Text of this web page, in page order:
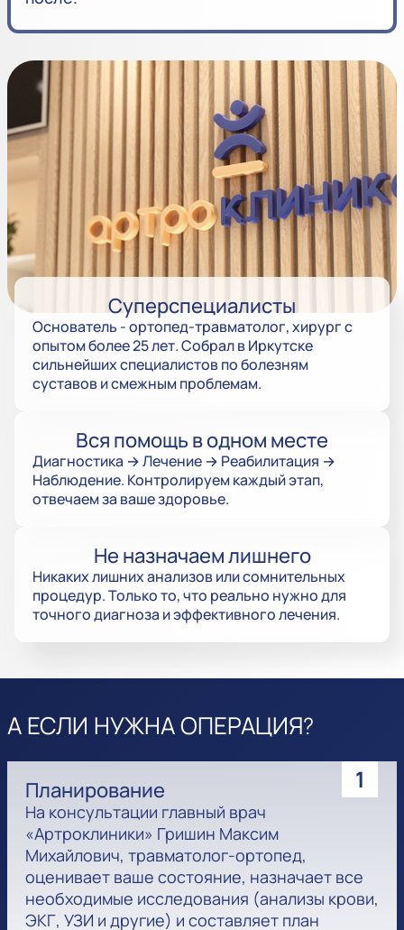
Суперспециалисты
Основатель - ортопед-травматолог, хирург с
опытом более 25 лет. Собрал в Иркутске
сильнейших специалистов по болезням
суставов и смежным проблемам.
Вся помощь в одном месте
Диагностика → Лечение → Реабилитация →
Наблюдение. Контролируем каждый этап,
отвечаем за ваше здоровье.
Не назначаем лишнего
Никаких лишних анализов или сомнительных
процедур. Только то, что реально нужно для
точного диагноза и эффективного лечения.
А ЕСЛИ НУЖНА ОПЕРАЦИЯ?
1
Планирование
На консультации главный врач
«Артроклиники» Гришин Максим
Михайлович, травматолог-ортопед,
оценивает ваше состояние, назначает все
необходимые исследования (анализы крови,
ЭКГ, УЗИ и другие) и составляет план